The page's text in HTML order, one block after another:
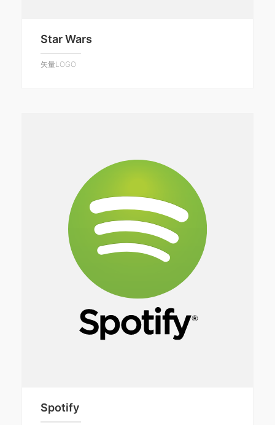
Star Wars
矢量LOGO
Spotify